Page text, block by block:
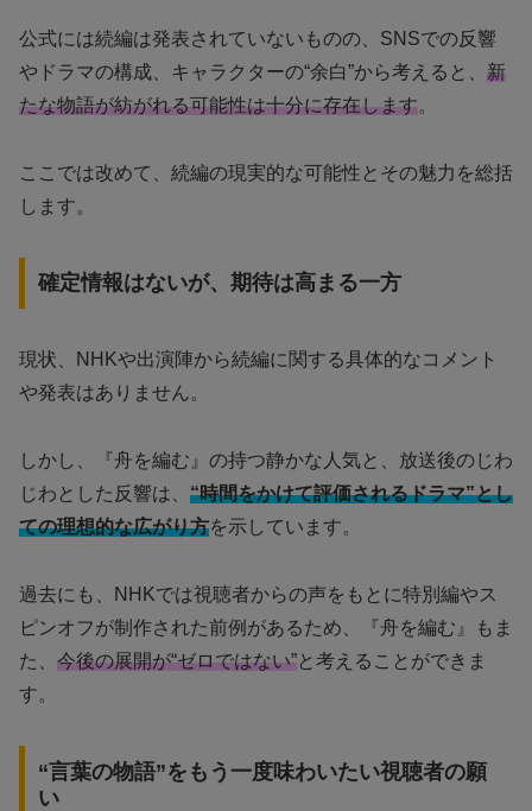
公式には続編は発表されていないものの、SNSでの反響
やドラマの構成、キャラクターの“余白”から考えると、 新
たな物語が紡がれる可能性は十分に存在します。
ここでは改めて、続編の現実的な可能性とその魅力を総括
します。
確定情報はないが、期待は高まる一方
現状、NHKや出演陣から続編に関する具体的なコメント
や発表はありません。
しかし、『舟を編む』の持つ静かな人気と、放送後のじわ
じわとした反響は、 “時間をかけて評価されるドラマ”とし
ての理想的な広がり方を示しています。
過去にも、NHKでは視聴者からの声をもとに特別編やス
ピンオフが制作された前例があるため、『舟を編む』もま
た、 今後の展開が“ゼロではない”と考えることができま
す。
“言葉の物語”をもう一度味わいたい視聴者の願
い